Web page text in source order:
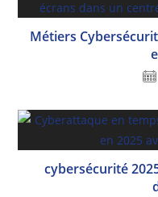
Métiers
cybersécurité